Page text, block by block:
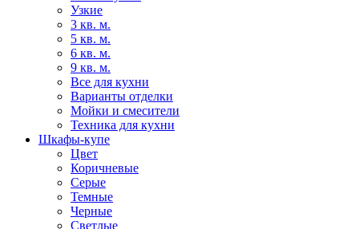
Узкие
3 кв. м.
5 кв. м.
6 кв. м.
9 кв. м.
Все для кухни
Варианты отделки
Мойки и смесители
Техника для кухни
Шкафы-купе
Цвет
Коричневые
Серые
Темные
Черные
Светлые